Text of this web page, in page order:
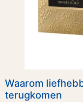
Waarom
terugkomen